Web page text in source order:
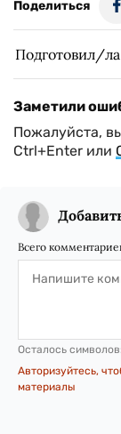
Поделиться
Подготовил/
Заметили
Пожалуйста,
Ctrl+Enter или
Всего
Осталось символов:
Авторизуйтесь,
материалы